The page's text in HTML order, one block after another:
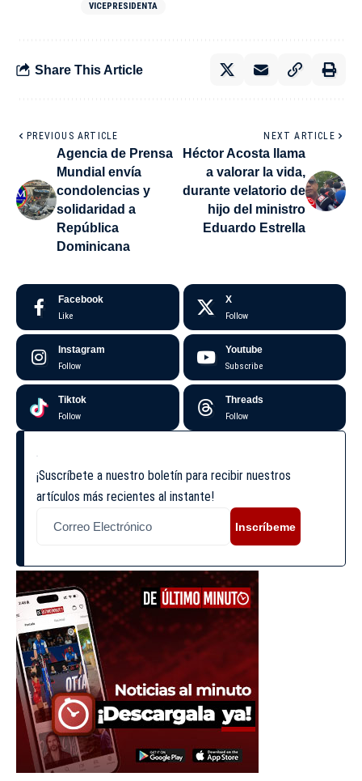
VICEPRESIDENTA
Share This Article
PREVIOUS ARTICLE
Agencia de Prensa
Mundial envía
condolencias y
solidaridad a
República
Dominicana
NEXT ARTICLE
Héctor Acosta llama
a valorar la vida,
durante velatorio de
hijo del ministro
Eduardo Estrella
Facebook
Like
X
Follow
Instagram
Follow
Youtube
Subscribe
Tiktok
Follow
Threads
Follow
¡Suscríbete a nuestro boletín para recibir nuestros
artículos más recientes al instante!
Inscríbeme